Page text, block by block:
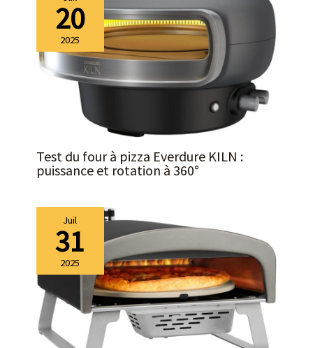
20
2025
Test du four à pizza Everdure KILN :
puissance et rotation à 360°
Juil
31
2025